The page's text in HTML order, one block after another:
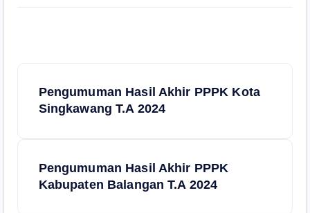
Pengumuman Hasil Akhir PPPK Kota
Singkawang T.A 2024
Pengumuman Hasil Akhir PPPK
Kabupaten Balangan T.A 2024